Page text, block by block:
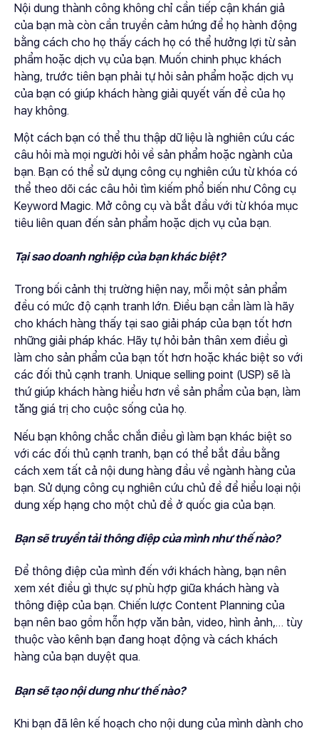
Nội dung thành công không chỉ cần tiếp cận khán giả
của bạn mà còn cần truyền cảm hứng để họ hành động
bằng cách cho họ thấy cách họ có thể hưởng lợi từ sản
phẩm hoặc dịch vụ của bạn. Muốn chinh phục khách
hàng, trước tiên bạn phải tự hỏi sản phẩm hoặc dịch vụ
của bạn có giúp khách hàng giải quyết vấn đề của họ
hay không.
Một cách bạn có thể thu thập dữ liệu là nghiên cứu các
câu hỏi mà mọi người hỏi về sản phẩm hoặc ngành của
bạn. Bạn có thể sử dụng công cụ nghiên cứu từ khóa có
thể theo dõi các câu hỏi tìm kiếm phổ biến như Công cụ
Keyword Magic. Mở công cụ và bắt đầu với từ khóa mục
tiêu liên quan đến sản phẩm hoặc dịch vụ của bạn.
Tại sao doanh nghiệp của bạn khác biệt?
Trong bối cảnh thị trường hiện nay, mỗi một sản phẩm
đều có mức độ cạnh tranh lớn. Điều bạn cần làm là hãy
cho khách hàng thấy tại sao giải pháp của bạn tốt hơn
những giải pháp khác. Hãy tự hỏi bản thân xem điều gì
làm cho sản phẩm của bạn tốt hơn hoặc khác biệt so với
các đối thủ cạnh tranh. Unique selling point (USP) sẽ là
thứ giúp khách hàng hiểu hơn về sản phẩm của bạn, làm
tăng giá trị cho cuộc sống của họ.
Nếu bạn không chắc chắn điều gì làm bạn khác biệt so
với các đối thủ cạnh tranh, bạn có thể bắt đầu bằng
cách xem tất cả nội dung hàng đầu về ngành hàng của
bạn. Sử dụng công cụ nghiên cứu chủ đề để hiểu loại nội
dung xếp hạng cho một chủ đề ở quốc gia của bạn.
Bạn sẽ truyền tải thông điệp của mình như thế nào?
Để thông điệp của mình đến với khách hàng, bạn nên
xem xét điều gì thực sự phù hợp giữa khách hàng và
thông điệp của bạn. Chiến lược Content Planning của
bạn nên bao gồm hỗn hợp văn bản, video, hình ảnh,… tùy
thuộc vào kênh bạn đang hoạt động và cách khách
hàng của bạn duyệt qua.
Bạn sẽ tạo nội dung như thế nào?
Khi bạn đã lên kế hoạch cho nội dung của mình dành cho